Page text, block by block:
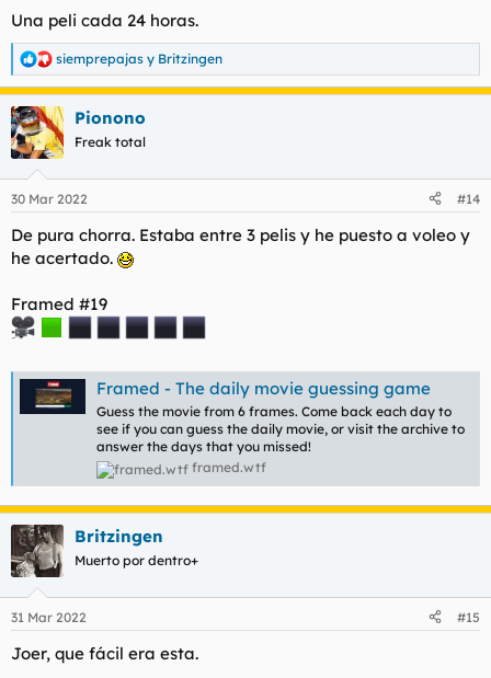
¿Esto qué es? ¿Una escena cada 24 horas?
Una peli cada 24 horas.
R
e
c
c
i
e
:
siemprepajas y Britzingen
Pionono
Freak total
30 Mar 2022 #14
De pura chorra. Estaba entre 3 pelis y he puesto a voleo y
he acertado.
Framed #19
Framed - The daily movie guessing game
Guess the movie from 6 frames. Come back each day to
see if you can guess the daily movie, or visit the archive to
answer the days that you missed!
framed.wtf
Britzingen
Muerto por dentro+
31 Mar 2022 #15
Joer, que fácil era esta.